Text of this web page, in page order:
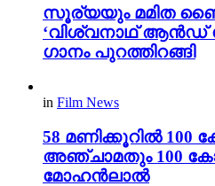
സൂര്യയും മമിത
‘വിശ്വനാഥ് ആൻഡ്
ഗാനം പുറത്തിറങ്ങി
in Film News
58 മണിക്കൂറിൽ 100
അഞ്ചാമതും 100
മോഹൻലാൽ